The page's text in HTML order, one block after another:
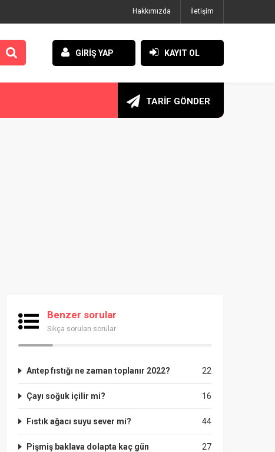
Hakkımızda İletişim
GİRİŞ YAP KAYIT OL
TARİF GÖNDER
Benzer sorular
Sıkça sorulan sorular
22
Antep fıstığı ne zaman toplanır 2022?
16
Çayı soğuk içilir mi?
44
Fıstık ağacı suyu sever mi?
27
Pişmiş baklava dolapta kaç gün